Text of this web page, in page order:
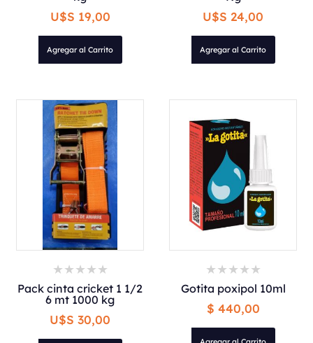
U$S 19,00
Agregar al Carrito
U$S 24,00
Agregar al Carrito
Pack cinta cricket 1 1/2
6 mt 1000 kg
U$S 30,00
Gotita poxipol 10ml
$ 440,00